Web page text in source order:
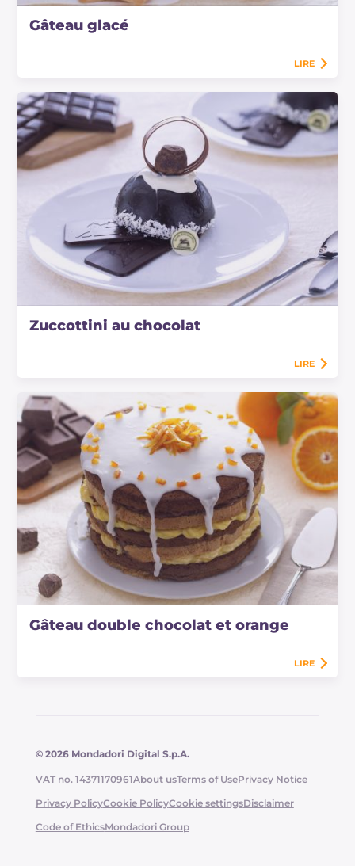
Gâteau glacé
LIRE
Zuccottini au chocolat
LIRE
Gâteau double chocolat et orange
LIRE
© 2026 Mondadori Digital S.p.A.
VAT no. 14371170961About usTerms of UsePrivacy Notice
Privacy PolicyCookie PolicyCookie settingsDisclaimer
Code of EthicsMondadori Group